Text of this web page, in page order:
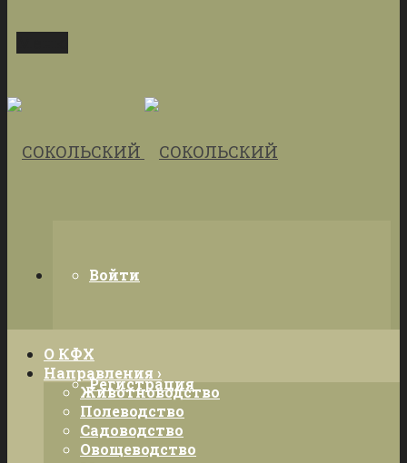
Войти
Регистрация
О КФХ
Направления ›
Животноводство
Полеводство
Садоводство
Овощеводство